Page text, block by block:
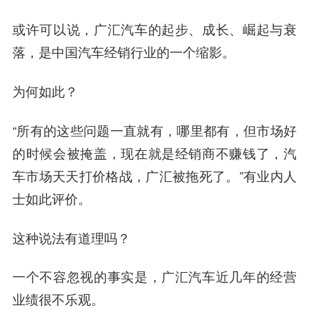
或许可以说，广汇汽车的起步、成长、崛起与衰
落，是中国汽车经销行业的一个缩影。
为何如此？
“所有的这些问题一直就有，哪里都有，但市场好
的时候会被掩盖，现在就是经销商不赚钱了，汽
车市场天天打价格战，广汇被拖死了。”有业内人
士如此评价。
这种说法有道理吗？
一个不容忽视的事实是，广汇汽车近几年的经营
业绩很不乐观。